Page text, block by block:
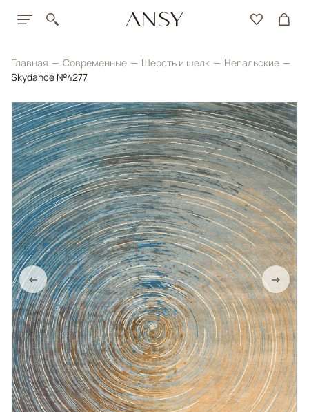
Главная Современные Шерсть и шелк
Непальские
Skydance №4277
← →